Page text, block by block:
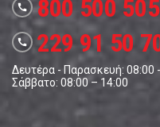
call 800 500
call 229 91 50
Δευτέρα - Παρασκευή: 08:00
Σάββατο: 08:00 – 14:00